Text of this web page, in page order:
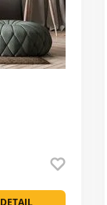
DETAIL